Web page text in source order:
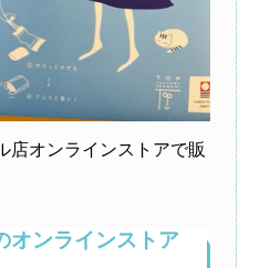
店オンラインストアで販
オンラインストア